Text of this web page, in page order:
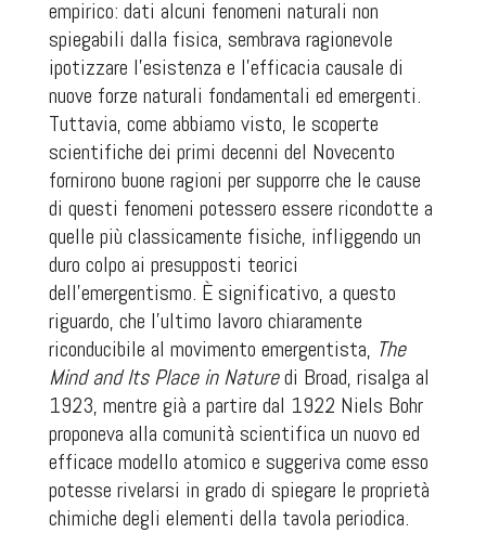
empirico: dati alcuni fenomeni naturali non
spiegabili dalla fisica, sembrava ragionevole
ipotizzare l’esistenza e l’efficacia causale di
nuove forze naturali fondamentali ed emergenti.
Tuttavia, come abbiamo visto, le scoperte
scientifiche dei primi decenni del Novecento
fornirono buone ragioni per supporre che le cause
di questi fenomeni potessero essere ricondotte a
quelle più classicamente fisiche, infliggendo un
duro colpo ai presupposti teorici
dell’emergentismo. È significativo, a questo
riguardo, che l’ultimo lavoro chiaramente
riconducibile al movimento emergentista, The
Mind and Its Place in Naturedi Broad, risalga al
1923, mentre già a partire dal 1922 Niels Bohr
proponeva alla comunità scientifica un nuovo ed
efficace modello atomico e suggeriva come esso
potesse rivelarsi in grado di spiegare le proprietà
chimiche degli elementi della tavola periodica.